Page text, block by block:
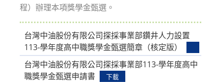
程）辦理本項獎學金甄選。
台灣中油股份有限公司探採事業部鑽井人力設置
113-學年度高中職獎學金甄選簡章（核定版）
台灣中油股份有限公司探採事業部113-學年度高中
職獎學金甄選申請書
下載